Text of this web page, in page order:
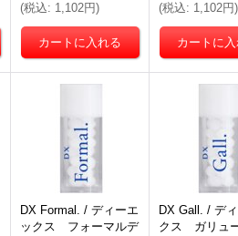
(税込: 1,102円)
(税込: 1,102円)
DX Formal. / ディーエ
ックス フォーマルデ
DX Gall. / デ
クス ガリュ